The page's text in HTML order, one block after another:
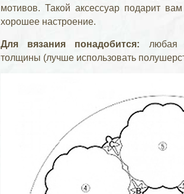
мотивов. Такой аксессуар подарит
хорошее настроение.
Для вязания понадобится: любая
толщины (лучше использовать